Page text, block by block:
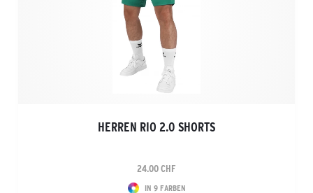
HERREN RIO 2.0 SHORTS
24.00 CHF
IN 9 FARBEN